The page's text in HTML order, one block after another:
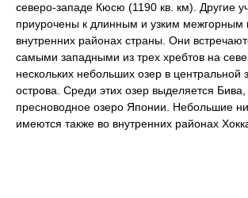
северо-западе Кюсю (1190 кв. км). Другие
приурочены к длинным и узким межгорным
внутренних районах страны. Они
самыми западными из трех хребтов на
нескольких небольших озер в центральной
острова. Среди этих озер выделяется
пресноводное озеро Японии. Небольшие
имеются также во внутренних районах